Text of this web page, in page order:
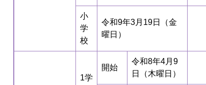
小
学
校
令和9年3月19日（金
曜日）
1学
開始
令和8年4月9
日（木曜日）